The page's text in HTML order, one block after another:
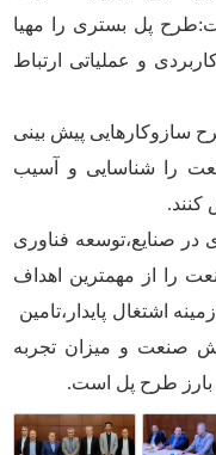
پل بستری را مهیا
و عملیاتی ارتباط
سازوکارهایی پیش بینی
را شناسایی و آسیب
کنند.
در صنایع،توسعه فناوری
را از مهمترین اهداف
اشتغال پایدار،تامین
صنعت و میزان تجربه
بارز طرح پل است.